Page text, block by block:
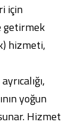
için
getirmek
hizmeti,
yoğun
Hizmet